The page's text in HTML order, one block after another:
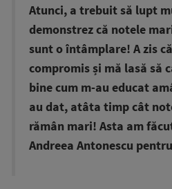
Atunci, a trebuit să lupt
demonstrez că notele
sunt o întâmplare! A zis
compromis și mă lasă să
bine cum m-au educat
au dat, atâta timp cât
rămân mari! Asta am
Andreea Antonescu